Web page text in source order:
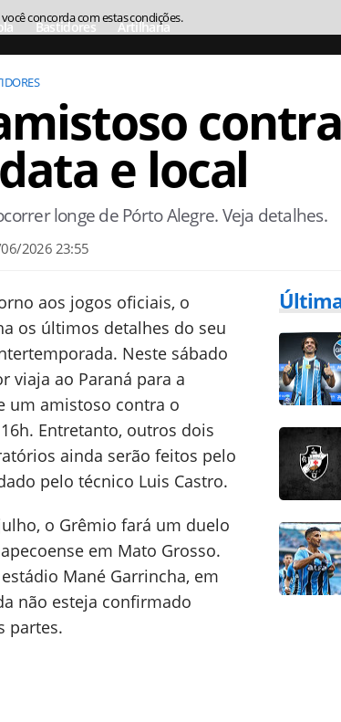
Bastidores Artilharia
e local
longe de Pórto Alegre. Veja detalhes.
2026 23:55
aos jogos oficiais, o
os últimos detalhes do seu
Neste sábado
viaja ao Paraná para a
um amistoso contra o
16h. Entretanto, outros dois
ainda serão feitos pelo
pelo técnico Luis Castro.
o Grêmio fará um duelo
em Mato Grosso.
Mané Garrincha, em
não esteja confirmado
partes.
concorda com estas condições.